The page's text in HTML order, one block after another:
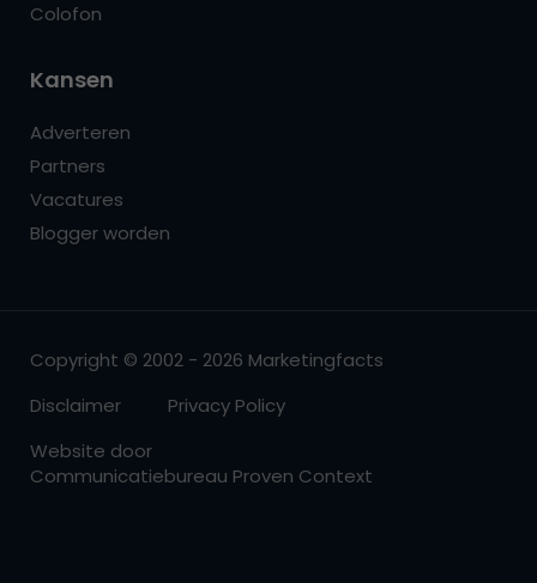
Colofon
Kansen
Adverteren
Partners
Vacatures
Blogger worden
Copyright © 2002 - 2026 Marketingfacts
Disclaimer
Privacy Policy
Website door
Communicatiebureau Proven Context